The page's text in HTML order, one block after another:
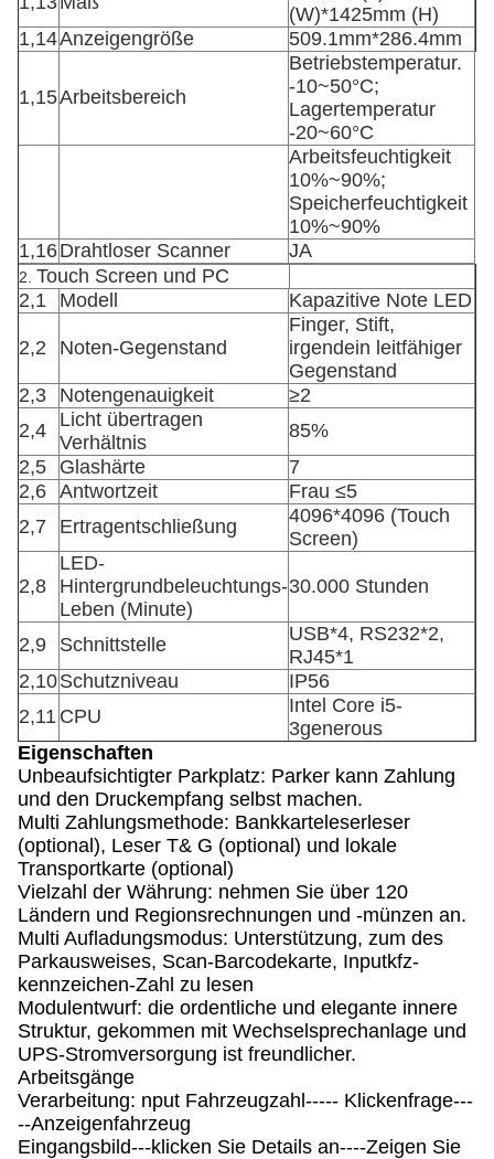
(W)*1425mm (H)
1,14Anzeigengröße 509.1mm*286.4mm
1,15Arbeitsbereich
Betriebstemperatur.
-10~50°C;
Lagertemperatur
-20~60°C
Arbeitsfeuchtigkeit
10%~90%;
Speicherfeuchtigkeit
10%~90%
1,16Drahtloser Scanner JA
2. Touch Screen und PC
2,1
Modell Kapazitive Note LED
2,2 Noten-Gegenstand
Finger, Stift,
irgendein leitfähiger
Gegenstand
2,3
Notengenauigkeit
≥2
2,4
Licht übertragen
Verhältnis
85%
2,5
Glashärte
7
2,6 Antwortzeit
Frau ≤5
2,7
Ertragentschließung
4096*4096 (Touch
Screen)
2,8
LED-
Hintergrundbeleuchtungs-
Leben (Minute)
30.000 Stunden
2,9 Schnittstelle
USB*4, RS232*2,
RJ45*1
2,10Schutzniveau
IP56
2,11 CPU
Intel Core i5-
3generous
Eigenschaften
Unbeaufsichtigter Parkplatz: Parker kann Zahlung
und den Druckempfang selbst machen.
Multi Zahlungsmethode: Bankkarteleserleser
(optional), Leser T& G (optional) und lokale
Transportkarte (optional)
Vielzahl der Währung: nehmen Sie über 120
Ländern und Regionsrechnungen und -münzen an.
Multi Aufladungsmodus: Unterstützung, zum des
Parkausweises, Scan-Barcodekarte, Inputkfz-
kennzeichen-Zahl zu lesen
Modulentwurf: die ordentliche und elegante innere
Struktur, gekommen mit Wechselsprechanlage und
UPS-Stromversorgung ist freundlicher.
Arbeitsgänge
Verarbeitung: nput Fahrzeugzahl----- Klickenfrage---
--Anzeigenfahrzeug
Eingangsbild---klicken Sie Details an----Zeigen Sie